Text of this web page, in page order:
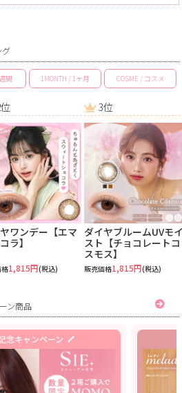
グ
間 1MONTH / 1ヶ月 COSME / コスメ
ワンデー【エマ
ラ】
格1,815円(税込)
3位
ダイヤブルームUVモ
スト【チョコレートコ
スモス】
販売価格1,815円(税込)
ン商品
念キャンペーン